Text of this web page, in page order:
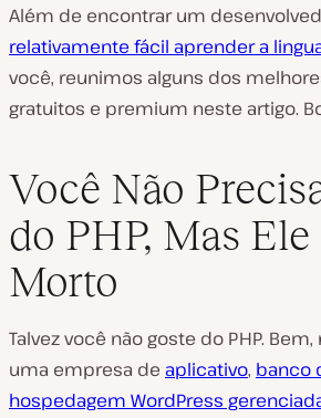
Além de encontrar um
relativamente fácil aprender a
você, reunimos alguns dos
gratuitos e premium neste artigo.
Você Não
do PHP, Mas
Morto
Talvez você não goste do PHP.
uma empresa de aplicativo, banco
hospedagem WordPress